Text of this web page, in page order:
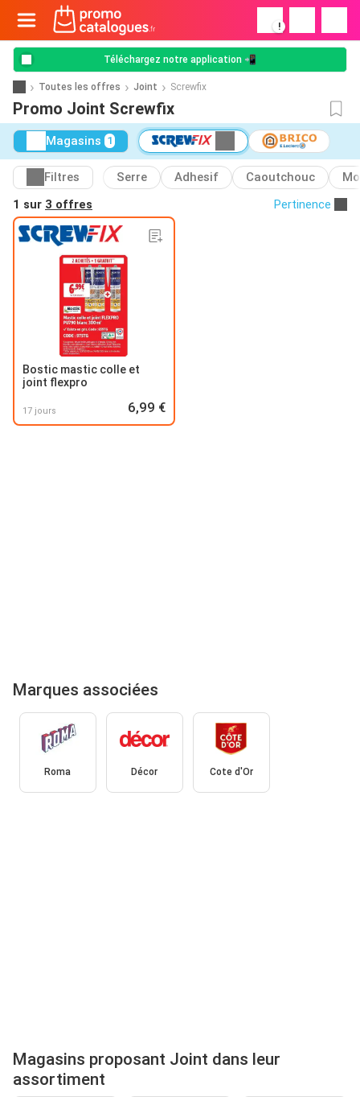
!
Téléchargez notre application 📲
Toutes les offres Joint Screwfix
Promo Joint Screwfix
Magasins 1
Filtres Serre Adhesif Caoutchouc
1 sur 3 offres Pertinence
Bostic mastic colle et
joint flexpro
17 jours 6,99 €
Marques associées
Roma Décor Cote d'Or
Magasins proposant Joint dans leur
assortiment